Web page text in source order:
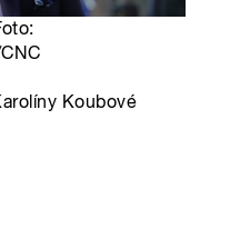
Koubové